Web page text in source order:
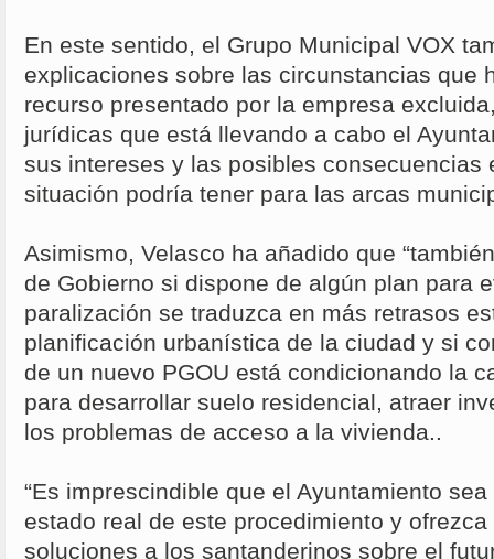
En este sentido, el Grupo Municipal VOX
explicaciones sobre las circunstancias que
recurso presentado por la empresa
jurídicas que está llevando a cabo el
sus intereses y las posibles consecuencias
situación podría tener para las arcas
Asimismo, Velasco ha añadido que
de Gobierno si dispone de algún plan para
paralización se traduzca en más retrasos
planificación urbanística de la ciudad y si
de un nuevo PGOU está condicionando la
para desarrollar suelo residencial, atraer
los problemas de acceso a la vivienda..
“Es imprescindible que el Ayuntamiento
estado real de este procedimiento y
soluciones a los santanderinos sobre el